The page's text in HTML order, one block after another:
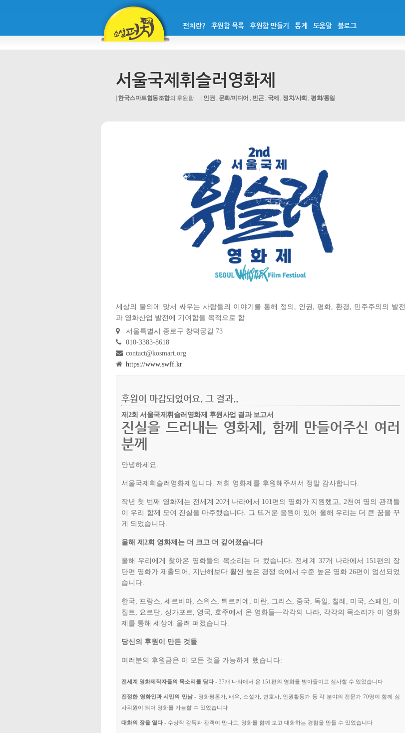
펀치란? 후원함 목록 후원함 만들기 통계 도움말 블로그
서울국제휘슬러영화제
한국스마트협동조합의 후원함 인권 , 문화/미디어 , 빈곤, 국제 , 정치/사회 , 평화/통일
세상의 불의에 맞서 싸우는 사람들의 이야기를 통해 정의, 인권, 평화, 환경, 민주주의의 발전
과 영화산업 발전에 기여함을 목적으로 함
서울특별시 종로구 창덕궁길 73
010-3383-8618
contact@kosmart.org
https://www.swff.kr
후원이 마감되었어요. 그 결과..
제2회 서울국제휘슬러영화제 후원사업 결과 보고서
진실을 드러내는 영화제, 함께 만들어주신 여러
분께
안녕하세요.
서울국제휘슬러영화제입니다. 저희 영화제를 후원해주셔서 정말 감사합니다.
작년 첫 번째 영화제는 전세계 20개 나라에서 101편의 영화가 지원했고, 2천여 명의 관객들
이 우리 함께 모여 진실을 마주했습니다. 그 뜨거운 응원이 있어 올해 우리는 더 큰 꿈을 꾸
게 되었습니다.
올해 제2회 영화제는 더 크고 더 깊어졌습니다
올해 우리에게 찾아온 영화들의 목소리는 더 컸습니다. 전세계 37개 나라에서 151편의 장
단편 영화가 제출되어, 지난해보다 훨씬 높은 경쟁 속에서 수준 높은 영화 26편이 엄선되었
습니다.
한국, 프랑스, 세르비아, 스위스, 튀르키에, 이란, 그리스, 중국, 독일, 칠레, 미국, 스페인, 이
집트, 요르단, 싱가포르, 영국, 호주에서 온 영화들—각각의 나라, 각각의 목소리가 이 영화
제를 통해 세상에 울려 퍼졌습니다.
당신의 후원이 만든 것들
여러분의 후원금은 이 모든 것을 가능하게 했습니다:
전세계 영화제작자들의 목소리를 담다 - 37개 나라에서 온 151편의 영화를 받아들이고 심사할 수 있었습니다
진정한 영화인과 시민의 만남- 영화평론가, 배우, 소설가, 변호사, 인권활동가 등 각 분야의 전문가 70명이 함께 심
사위원이 되어 영화를 가늠할 수 있었습니다
대화의 장을 열다 - 수상작 감독과 관객이 만나고, 영화를 함께 보고 대화하는 경험을 만들 수 있었습니다